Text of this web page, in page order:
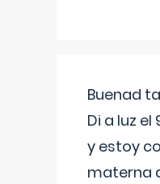
Buenad
Di a luz
y estoy
materna